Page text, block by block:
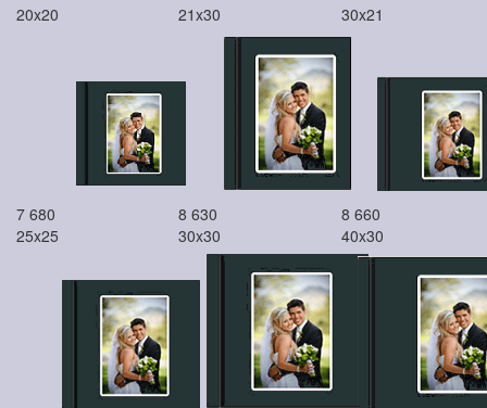
20x20
7 680
21x30
8 630
30x21
8 660
25x25
30x30 40x30